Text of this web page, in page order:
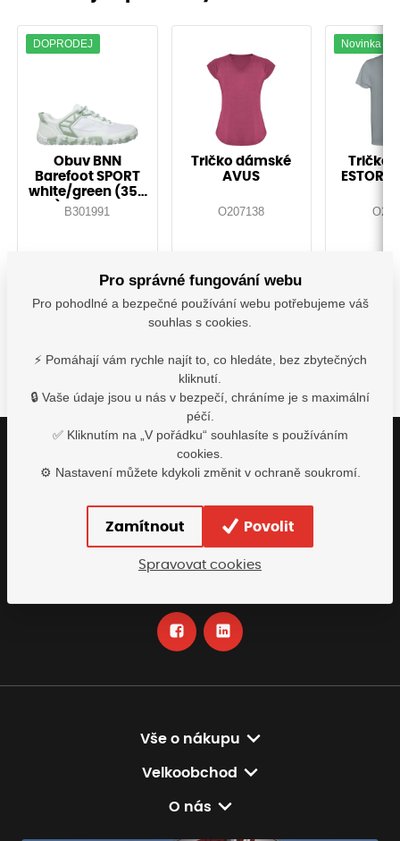
DOPRODEJ
Obuv BNN
Barefoot SPORT
white/green (35-
46)-Doprodej!
B301991
1 049,00Kč
s DPH
Tričko dámské
AVUS
O207138
172,10Kč
s DPH
Detail
Novinka
Tričko
Buďte s námi v kontaktu
info@tomiscz.cz
+420 318 618 230
Vše o nákupu
Velkoobchod
O nás
Pro správné fungování webu
Pro pohodlné a bezpečné používání webu potřebujeme váš
souhlas s cookies.
⚡ Pomáhají vám rychle najít to, co hledáte, bez zbytečných
kliknutí.
🔒 Vaše údaje jsou u nás v bezpečí, chráníme je s maximální
péčí.
✅ Kliknutím na „V pořádku“ souhlasíte s používáním
cookies.
⚙️ Nastavení můžete kdykoli změnit v ochraně soukromí.
Zamítnout Povolit
Spravovat cookies